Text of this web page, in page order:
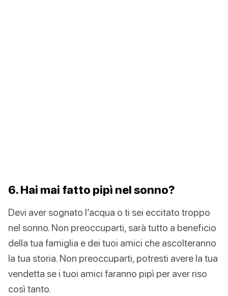
6. Hai mai fatto pipì nel sonno?
Devi aver sognato l’acqua o ti sei eccitato troppo
nel sonno. Non preoccuparti, sarà tutto a beneficio
della tua famiglia e dei tuoi amici che ascolteranno
la tua storia. Non preoccuparti, potresti avere la tua
vendetta se i tuoi amici faranno pipì per aver riso
così tanto.